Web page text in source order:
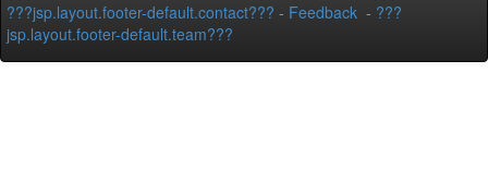
???jsp.layout.footer-default.contact??? - Feedback - ???
jsp.layout.footer-default.team???